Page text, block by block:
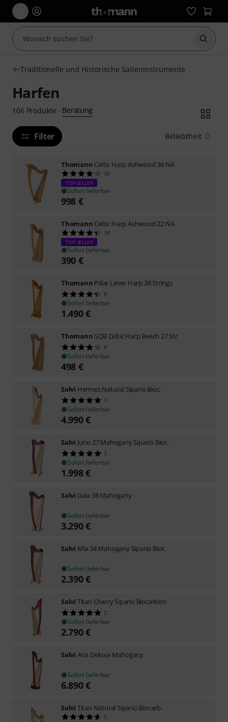
Suche
Traditionelle und Historische Saiteninstrumente
Harfen
106 Produkte · Beratung
Filter Beliebtheit
Thomann Celtic Harp Ashwood 36 NA
20
TOP-SELLER
Sofort lieferbar
998 €
Thomann Celtic Harp Ashwood 22 NA
18
TOP-SELLER
Sofort lieferbar
390 €
Thomann Pillar Lever Harp 38 Strings
8
Sofort lieferbar
1.490€
Thomann SQB Celtic Harp Beech 27 Str
8
Sofort lieferbar
498 €
Salvi Hermes Natural Sipario Bioc.
3
Sofort lieferbar
4.990€
Salvi Juno 27 Mahogany Sipario Bioc.
3
Sofort lieferbar
1.998€
Salvi Gaia 38 Mahogany
Sofort lieferbar
3.290€
Salvi Mia 34 Mahogany Sipario Bioc.
Sofort lieferbar
2.390€
Salvi Titan Cherry Sipario Biocarbon
2
Sofort lieferbar
2.790€
Salvi Ana Deluxe Mahogany
Sofort lieferbar
6.890€
Salvi Titan Natural Sipario Biocarb.
5